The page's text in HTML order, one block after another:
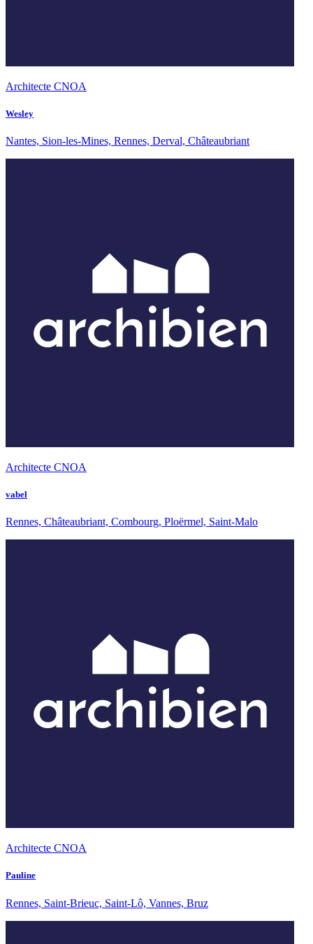
Architecte CNOA
Wesley
Nantes, Sion-les-Mines, Rennes, Derval, Châteaubriant
Architecte CNOA
vabel
Rennes, Châteaubriant, Combourg, Ploërmel, Saint-Malo
Architecte CNOA
Pauline
Rennes, Saint-Brieuc, Saint-Lô, Vannes, Bruz